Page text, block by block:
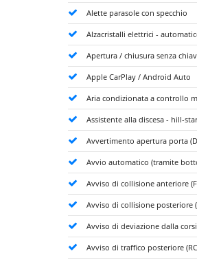
Alette parasole con specchio
Alzacristalli elettrici -
Apertura / chiusura senza
Apple CarPlay / Android Auto
Aria condizionata a controllo
Assistente alla discesa - hill-
Avvertimento apertura porta
Avvio automatico (tramite
Avviso di collisione anteriore
Avviso di collisione posteriore
Avviso di deviazione dalla
Avviso di traffico posteriore